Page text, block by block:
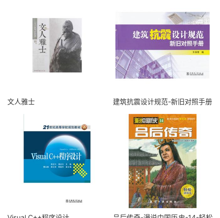
文人雅士 建筑抗震设计规范-新旧对照手册